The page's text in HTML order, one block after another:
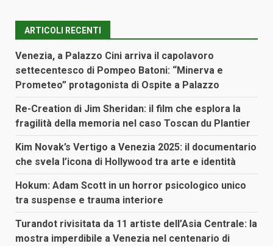
ARTICOLI RECENTI
Venezia, a Palazzo Cini arriva il capolavoro
settecentesco di Pompeo Batoni: “Minerva e
Prometeo” protagonista di Ospite a Palazzo
Re-Creation di Jim Sheridan: il film che esplora la
fragilità della memoria nel caso Toscan du Plantier
Kim Novak’s Vertigo a Venezia 2025: il documentario
che svela l’icona di Hollywood tra arte e identità
Hokum: Adam Scott in un horror psicologico unico
tra suspense e trauma interiore
Turandot rivisitata da 11 artiste dell’Asia Centrale: la
mostra imperdibile a Venezia nel centenario di